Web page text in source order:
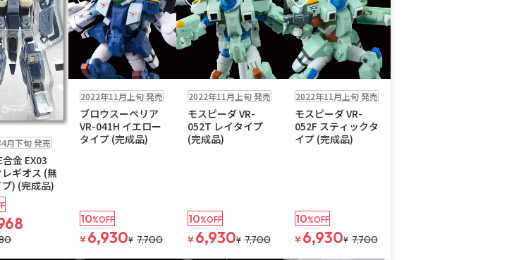
月下旬 発売
合金 EX03
ギオス (無
) (完成品)
2022年11月上旬 発売
ブロウスーペリア
VR-041H イエロー
タイプ (完成品)
10%OFF
¥ 6,930¥ 7,700
2022年11月上旬 発売
モスピーダ VR-
052T レイタイプ
(完成品)
10%OFF
¥ 6,930¥ 7,700
2022年11月上旬 発売
モスピーダ VR-
052F スティックタ
イプ (完成品)
10%OFF
¥ 6,930¥ 7,700